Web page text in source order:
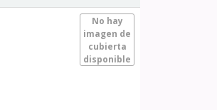
No hay
imagen de
cubierta
disponible